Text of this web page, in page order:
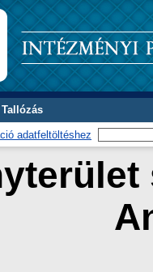
Tallózás
adatfeltöltéshez